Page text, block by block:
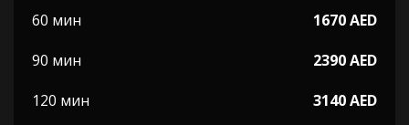
60 мин
1670 AED
90 мин
2390 AED
120 мин
3140 AED